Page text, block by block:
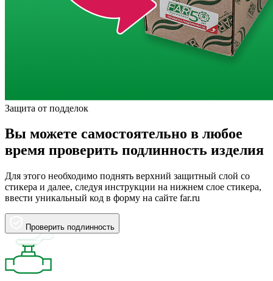
Защита от подделок
Вы можете самостоятельно в любое
время проверить подлинность изделия
Для этого необходимо поднять верхний защитный слой со
стикера и далее, следуя инструкции на нижнем слое стикера,
ввести уникальный код в форму на сайте far.ru
Проверить подлинность